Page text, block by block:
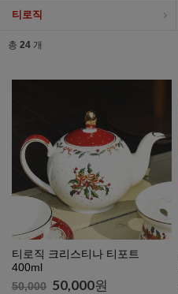
티로직
총 24 개
티로직 크리스티나 티포트
400ml
50,000 50,000원